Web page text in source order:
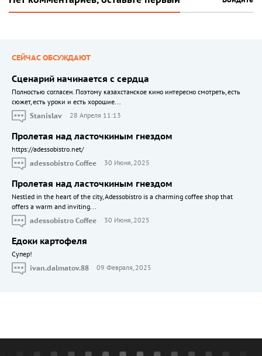
СЕЙЧАС ОБСУЖДАЮТ
Сценарий начинается с сердца
Полностью согласен. Поэтому казахстанское кино интересно смотреть, есть
сюжет, есть уроки и есть хорошие...
Stanislav
28 Апреля 11:13
Пролетая над ласточкиным гнездом
https://adessobistro.net/
adessobistro Coffee
30 Июня, 2025
Пролетая над ласточкиным гнездом
Nestled in the heart of the city, Adessobistro is a charming coffee shop that
offers a warm and inviting...
adessobistro Coffee
30 Июня, 2025
Едоки картофеля
Cупер!
ivan.dalmatov.88
09 Февраля, 2025